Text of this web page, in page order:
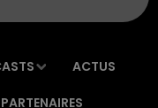
ACTUS
PARTENAIRES